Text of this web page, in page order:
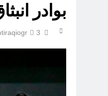
بوادر
3 سنوات Ago